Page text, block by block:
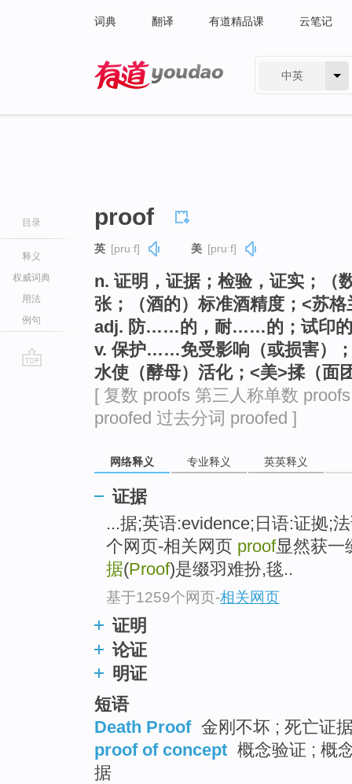
词典 翻译 有道精品课 云笔记
中英
目录
释义
权威词典
用法
例句
proof
英 [pruːf] 美 [pruːf]
n. 证明，证据；检验，证实；（
张；（酒的）标准酒精度；<苏
adj. 防……的，耐……的；试印的
v. 保护……免受影响（或损害）
水使（酵母）活化；<美>揉（面
[ 复数 proofs 第三人称单数
proofed 过去分词 proofed ]
网络释义 专业释义 英英释义
证据
...据;英语:evidence;日语:证拠;
个网页-相关网页 proof显然获一
据(Proof)是缀羽难扮,毯..
基于1259个网页-相关网页
证明
论证
明证
短语
Death Proof 金刚不坏 ; 死亡证
proof of concept 概念验证 ; 概
据